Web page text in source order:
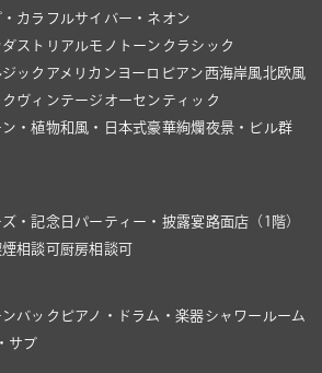
カラフルサイバー・ネオン
ストリアルモノトーン クラシック
ジック アメリカン ヨーロピアン西海岸風 北欧風
ヴィンテージ オーセンティック
・植物和風・日本式豪華絢爛夜景・ビル群
・記念日 パーティー・披露宴路面店（1階）
煙相談可厨房相談可
バック ピアノ・ドラム・楽器シャワールーム
サブ